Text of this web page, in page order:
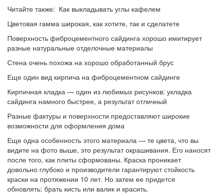
Читайте также: Как выкладывать углы кафелем
Цветовая гамма широкая, как хотите, так и сделатете
Поверхность фиброцементного сайдинга хорошо имитирует
разные натуральные отделочные материалы
Стена очень похожа на хорошо обработанный брус
Еще один вид кирпича на фиброцементном сайдинге
Кирпичная кладка — один из любимых рисунков: укладка
сайдинга намного быстрее, а результат отличный
Разные фактуры и поверхности предоставляют широкие
возможности для оформления дома
Еще одна особенность этого материала — те цвета, что вы
видите на фото выше, это результат окрашивания. Его наносят
после того, как плиты сформованы. Краска проникает
довольно глубоко и производители гарантируют стойкость
краски на протяжении 10 лет. Но затем ее придется
обновлять: брать кисть или валик и красить.